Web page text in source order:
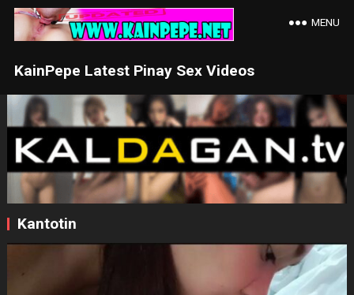
KainPepe Latest Pinay Sex Videos
MENU
Kantotin